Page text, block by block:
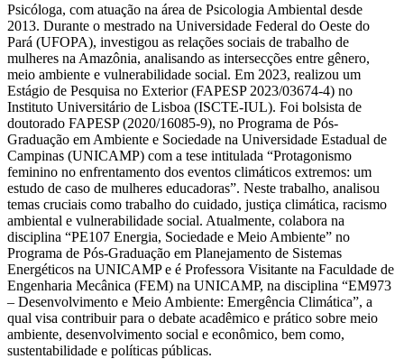
Psicóloga, com atuação na área de Psicologia Ambiental desde
2013. Durante o mestrado na Universidade Federal do Oeste do
Pará (UFOPA), investigou as relações sociais de trabalho de
mulheres na Amazônia, analisando as intersecções entre gênero,
meio ambiente e vulnerabilidade social. Em 2023, realizou um
Estágio de Pesquisa no Exterior (FAPESP 2023/03674-4) no
Instituto Universitário de Lisboa (ISCTE-IUL). Foi bolsista de
doutorado FAPESP (2020/16085-9), no Programa de Pós-
Graduação em Ambiente e Sociedade na Universidade Estadual de
Campinas (UNICAMP) com a tese intitulada “Protagonismo
feminino no enfrentamento dos eventos climáticos extremos: um
estudo de caso de mulheres educadoras”. Neste trabalho, analisou
temas cruciais como trabalho do cuidado, justiça climática, racismo
ambiental e vulnerabilidade social. Atualmente, colabora na
disciplina “PE107 Energia, Sociedade e Meio Ambiente” no
Programa de Pós-Graduação em Planejamento de Sistemas
Energéticos na UNICAMP e é Professora Visitante na Faculdade de
Engenharia Mecânica (FEM) na UNICAMP, na disciplina “EM973
– Desenvolvimento e Meio Ambiente: Emergência Climática”, a
qual visa contribuir para o debate acadêmico e prático sobre meio
ambiente, desenvolvimento social e econômico, bem como,
sustentabilidade e políticas públicas.